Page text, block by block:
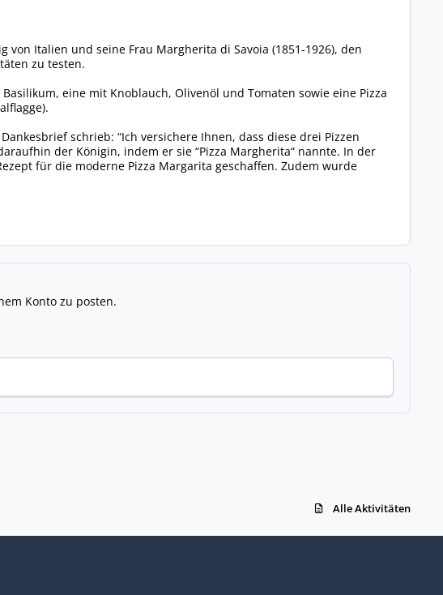
Italien und seine Frau Margherita di Savoia (1851-1926), den
zu testen.
eine mit Knoblauch, Olivenöl und Tomaten sowie eine Pizza
schrieb: “Ich versichere Ihnen, dass diese drei Pizzen
der Königin, indem er sie “Pizza Margherita“ nannte. In der
für die moderne Pizza Margarita geschaffen. Zudem wurde
Konto zu posten.
Alle Aktivitäten